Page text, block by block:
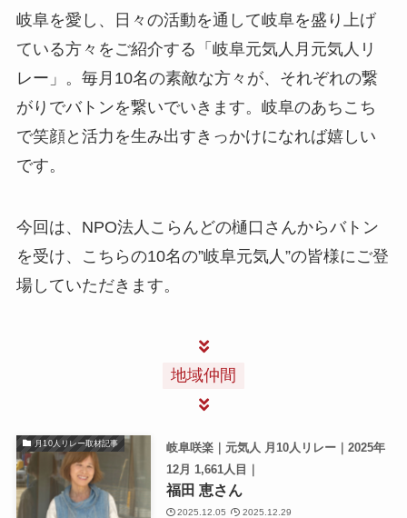
岐阜を愛し、日々の活動を通して岐阜を盛り上げ
ている方々をご紹介する「岐阜元気人月元気人リ
レー」。毎月10名の素敵な方々が、それぞれの繋
がりでバトンを繋いでいきます。岐阜のあちこち
で笑顔と活力を生み出すきっかけになれば嬉しい
です。
今回は、NPO法人こらんどの樋口さんからバトン
を受け、こちらの10名の”岐阜元気人”の皆様にご登
場していただきます。
地域仲間
月10人リレー取材記事
岐阜咲楽｜元気人 月10人リレー｜2025年
12月 1,661人目｜
福田 恵さん
2025.12.05 2025.12.29